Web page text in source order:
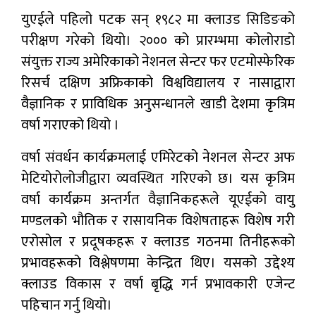
युएईले पहिलो पटक सन् १९८२ मा क्लाउड सिडिङको
परीक्षण गरेको थियो। २००० को प्रारम्भमा कोलोराडो
संयुक्त राज्य अमेरिकाको नेशनल सेन्टर फर एटमोस्फेरिक
रिसर्च दक्षिण अफ्रिकाको विश्वविद्यालय र नासाद्वारा
वैज्ञानिक र प्राविधिक अनुसन्धानले खाडी देशमा कृत्रिम
वर्षा गराएको थियो ।
वर्षा संवर्धन कार्यक्रमलाई एमिरेटको नेशनल सेन्टर अफ
मेटियोरोलोजीद्वारा व्यवस्थित गरिएको छ। यस कृत्रिम
वर्षा कार्यक्रम अन्तर्गत वैज्ञानिकहरूले यूएईको वायु
मण्डलको भौतिक र रासायनिक विशेषताहरू विशेष गरी
एरोसोल र प्रदूषकहरू र क्लाउड गठनमा तिनीहरूको
प्रभावहरूको विश्लेषणमा केन्द्रित थिए। यसको उद्देश्य
क्लाउड विकास र वर्षा बृद्धि गर्न प्रभावकारी एजेन्ट
पहिचान गर्नु थियो।